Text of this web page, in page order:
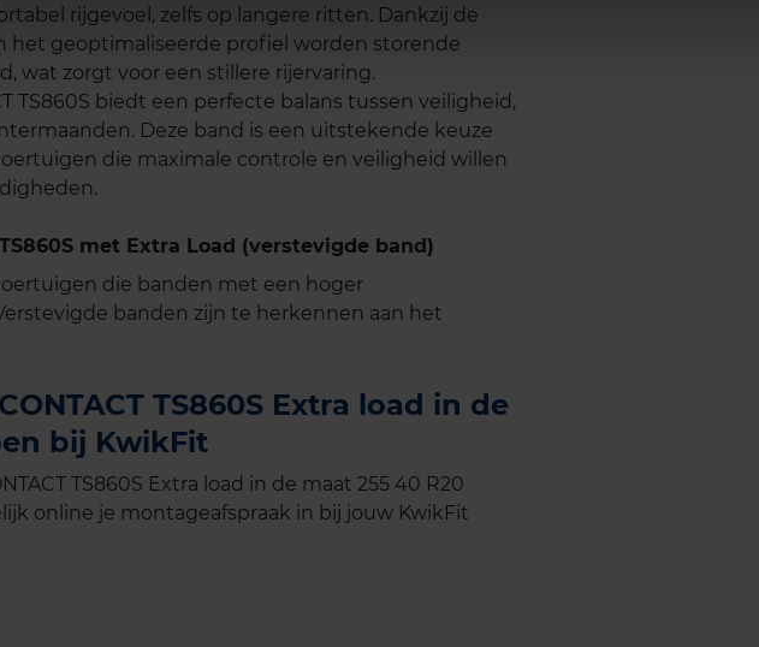
rijgevoel, zelfs op langere ritten. Dankzij de
het geoptimaliseerde profiel worden storende
wat zorgt voor een stillere rijervaring.
TS860S biedt een perfecte balans tussen veiligheid,
Deze band is een uitstekende keuze
die maximale controle en veiligheid willen
met Extra Load (verstevigde band)
die banden met een hoger
banden zijn te herkennen aan het
TS860S Extra load in de
bij KwikFit
TS860S Extra load in de maat 255 40 R20
online je montageafspraak in bij jouw KwikFit